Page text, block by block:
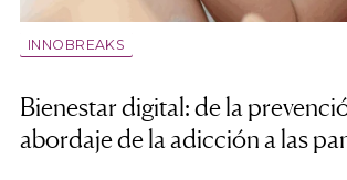
INNOBREAKS
Bienestar digital: de la
abordaje de la adicción a las